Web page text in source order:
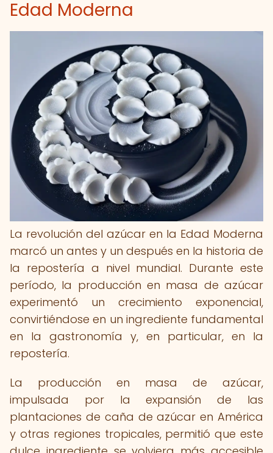
Edad Moderna
La revolución del azúcar en la Edad Moderna
marcó un antes y un después en la historia de
la repostería a nivel mundial. Durante este
período, la producción en masa de azúcar
experimentó un crecimiento exponencial,
convirtiéndose en un ingrediente fundamental
en la gastronomía y, en particular, en la
repostería.
La producción en masa de azúcar,
impulsada por la expansión de las
plantaciones de caña de azúcar en América
y otras regiones tropicales, permitió que este